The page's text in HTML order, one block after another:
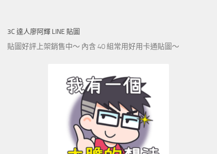
3C 達人廖阿輝 LINE 貼圖
貼圖好評上架銷售中～ 內含 40 組常用好用卡通貼圖～